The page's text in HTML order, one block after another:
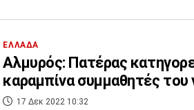
ΕΛΛΑΔΑ
Αλμυρός: Πατέρας
καραμπίνα συμμαθητές του
17 Δεκ 2022 10:32